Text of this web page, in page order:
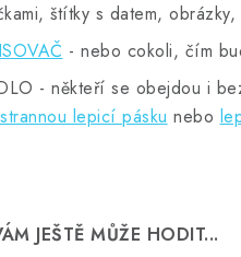
štítky s datem, obrázky,
- nebo cokoli, čím
- někteří se obejdou i
lepicí pásku nebo
JEŠTĚ MŮŽE HODIT...